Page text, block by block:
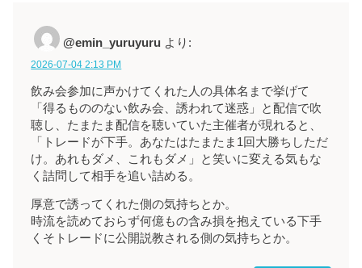
@emin_yuruyuru より:
2026-07-04 2:13 PM
飲み会参加に声かけてくれた人の具体名まで挙げて
「得るもののない飲み会、誘われて迷惑」と配信で吹
聴し、たまたま配信を聴いていた主催者が現れると、
「トレードが下手。あなたはたまたま1回大勝ちしただ
け。あれもダメ、これもダメ」と笑いに変える気もな
く詰問して相手を追い詰める。
厚意で誘ってくれた側の気持ちとか。
時流を読めておらず何億もの含み損を抱えている下手
くそトレードに公開説教される側の気持ちとか。